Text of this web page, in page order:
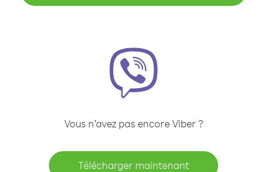
Vous n’avez pas encore Viber ?
Télécharger maintenant